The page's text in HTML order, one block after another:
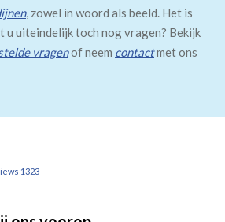
, zowel in woord als beeld. Het is
u uiteindelijk toch nog vragen? Bekijk
vragenof neem contactmet ons
1323